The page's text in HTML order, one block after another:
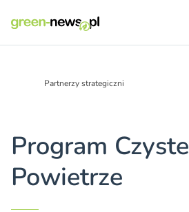
Partnerzy strategiczni
Program Czyste
Powietrze